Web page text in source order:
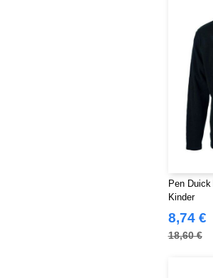
Pen
Kinder
8,74 €
18,60 €